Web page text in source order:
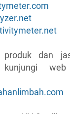
produk dan
kunjungi